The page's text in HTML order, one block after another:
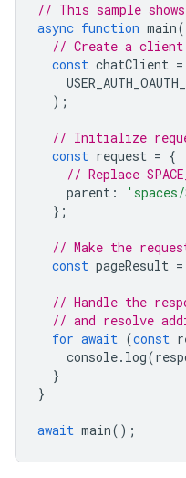
// This sample
async function main
// Create a client
const chatClient =
);
// Initialize
const request = {
// Replace
parent : 'spaces/
};
// Make the
const pageResult =
// Handle the
// and resolve
for await (const
console. log(
}
}
await main();